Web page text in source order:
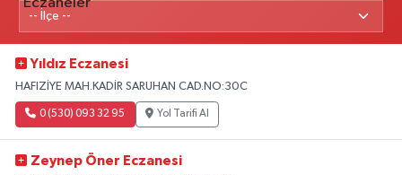
Yıldız Eczanesi
HAFIZİYE MAH.KADİR SARUHAN CAD.NO:30C
0 (530) 093 32 95 Yol Tarifi Al
Zeynep Öner Eczanesi